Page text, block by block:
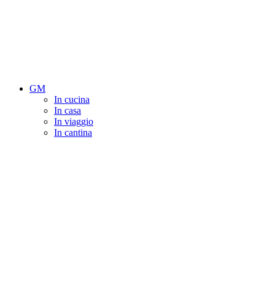
GM
In cucina
In casa
In viaggio
In cantina